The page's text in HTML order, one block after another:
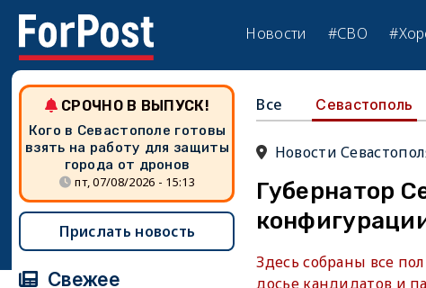
Новости #СВО
Все Севастополь
Новости
Губернатор
Здесь собраны все
досье кандидатов и
СРОЧНО В ВЫПУСК!
Кого в Севастополе готовы
взять на работу для защиты
города от дронов
пт, 07/08/2026 - 15:13
Прислать новость
Свежее